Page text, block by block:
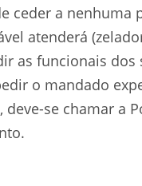
ceder a nenhuma
atenderá
as funcionais
o mandado
se chamar a